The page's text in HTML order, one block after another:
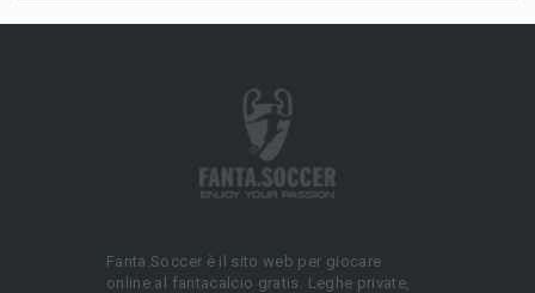
Fanta.Soccer è il sito web per giocare
online al fantacalcio gratis. Leghe private,